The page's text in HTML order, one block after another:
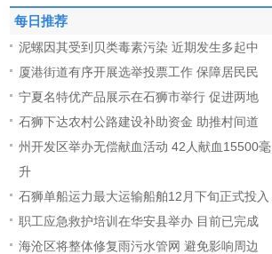
每日推荐
泥螺因其受到贝类毒素污染 近期发生多起中
厦港街道有序开展选举投票工作 保障居民民
宁夏名特优产品展示在石狮市举行 促进两地
石狮下达农村公路建设补助资金 助推村间道
州开发区举办无偿献血活动 42人献血15500毫
升
石狮单船运力最大运输船舶12月下旬正式投入
职工应急救护培训在华安县举办 目前已完成
海沧区将整体修复雨污水管网 避免影响周边